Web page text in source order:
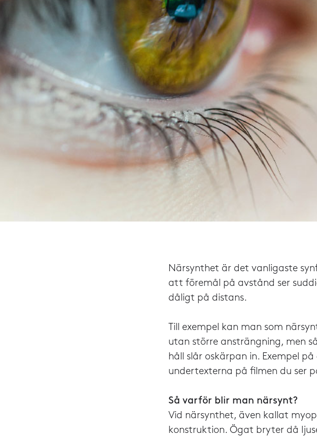
Närsynthet är det vanligaste
att föremål på avstånd ser
dåligt på distans.
Till exempel kan man som
utan större ansträngning, men
håll slår oskärpan in. Exempel
undertexterna på filmen du ser
Så varför blir man närsynt?
Vid närsynthet, även kallat
konstruktion. Ögat bryter då